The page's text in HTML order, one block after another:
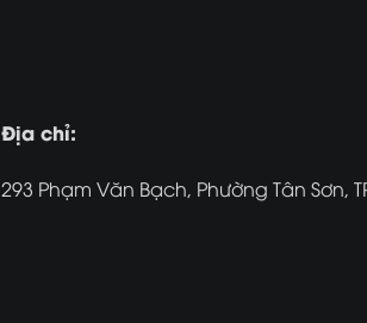
Địa chỉ:
293 Phạm Văn Bạch, Phường Tân Sơn,